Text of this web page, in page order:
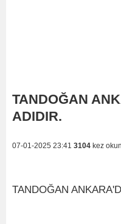
TANDOĞAN
ADIDIR.
07-01-2025 23:41 3104 kez
TANDOĞAN